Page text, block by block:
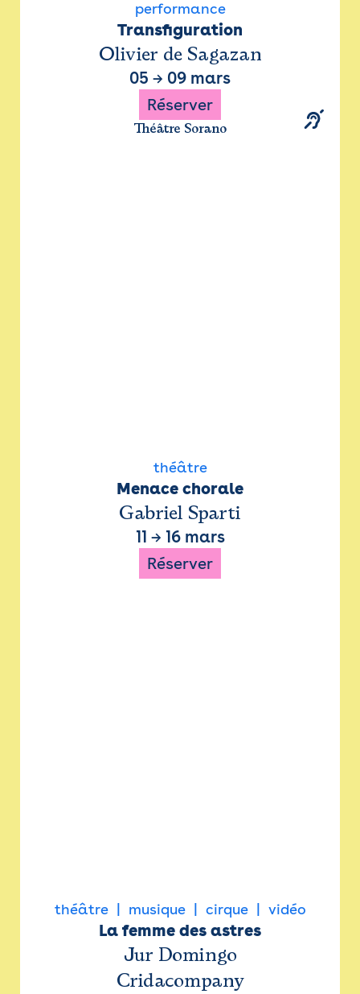
performance
Transfiguration
Olivier de Sagazan
05 → 09 mars
Réserver
Théâtre Sorano
théâtre
Menace chorale
Gabriel Sparti
11 → 16 mars
Réserver
théâtre musique cirque vidéo
La femme des astres
Jur Domingo
Cridacompany